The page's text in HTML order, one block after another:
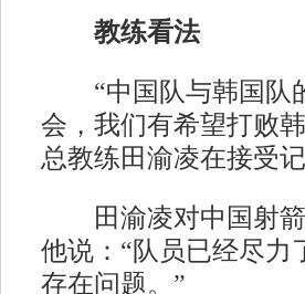
教练看法
“中国队与韩国队
会，我们有希望打败
总教练田渝凌在接受
田渝凌对中国射箭
他说：“队员已经尽力
存在问题。”